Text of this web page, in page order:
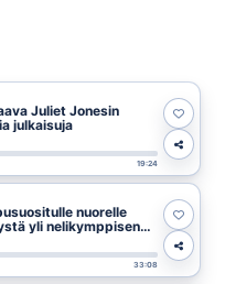
Juliet Jonesin
julkaisuja
19:24
nuorelle
yli nelikymppisenä:
vanhana enää laula”
33:08